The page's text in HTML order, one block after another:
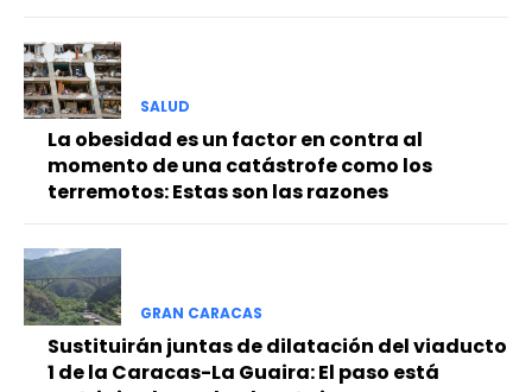
SALUD
La obesidad es un factor en contra al
momento de una catástrofe como los
terremotos: Estas son las razones
GRAN CARACAS
Sustituirán juntas de dilatación del viaducto
1 de la Caracas-La Guaira: El paso está